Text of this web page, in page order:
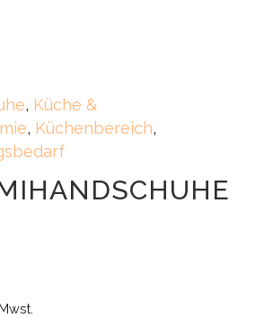
, Küche &
, Küchenbereich,